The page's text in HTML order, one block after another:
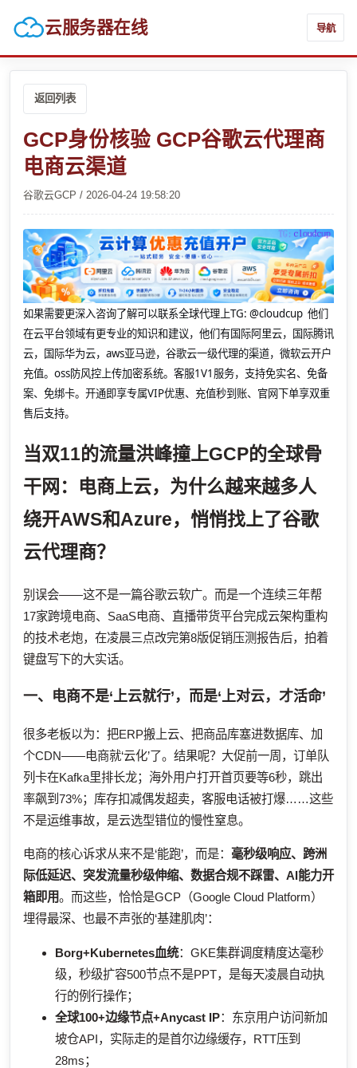
云服务器在线 导航
返回列表
GCP身份核验 GCP谷歌云代理商
电商云渠道
谷歌云GCP / 2026-04-24 19:58:20
如果需要更深入咨询了解可以联系全球代理上TG: @cloudcup 他们
在云平台领域有更专业的知识和建议，他们有国际阿里云，国际腾讯
云，国际华为云，aws亚马逊，谷歌云一级代理的渠道，微软云开户
充值。oss防风控上传加密系统。客服1V1服务，支持免实名、免备
案、免绑卡。开通即享专属VIP优惠、充值秒到账、官网下单享双重
售后支持。
当双11的流量洪峰撞上GCP的全球骨
干网：电商上云，为什么越来越多人
绕开AWS和Azure，悄悄找上了谷歌
云代理商？
别误会——这不是一篇谷歌云软广。而是一个连续三年帮
17家跨境电商、SaaS电商、直播带货平台完成云架构重构
的技术老炮，在凌晨三点改完第8版促销压测报告后，拍着
键盘写下的大实话。
一、电商不是‘上云就行’，而是‘上对云，才活命’
很多老板以为：把ERP搬上云、把商品库塞进数据库、加
个CDN——电商就‘云化’了。结果呢？大促前一周，订单队
列卡在Kafka里排长龙；海外用户打开首页要等6秒，跳出
率飙到73%；库存扣减偶发超卖，客服电话被打爆……这些
不是运维事故，是云选型错位的慢性窒息。
电商的核心诉求从来不是‘能跑’，而是： 毫秒级响应、跨洲
际低延迟、突发流量秒级伸缩、数据合规不踩雷、AI能力开
箱即用。而这些，恰恰是GCP（Google Cloud Platform）
埋得最深、也最不声张的‘基建肌肉’：
Borg+Kubernetes血统：GKE集群调度精度达毫秒
级，秒级扩容500节点不是PPT，是每天凌晨自动执
行的例行操作；
全球100+边缘节点+Anycast IP：东京用户访问新加
坡仓API，实际走的是首尔边缘缓存，RTT压到
28ms；